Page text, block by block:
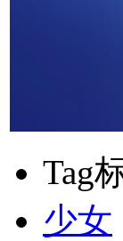
Tag
少女